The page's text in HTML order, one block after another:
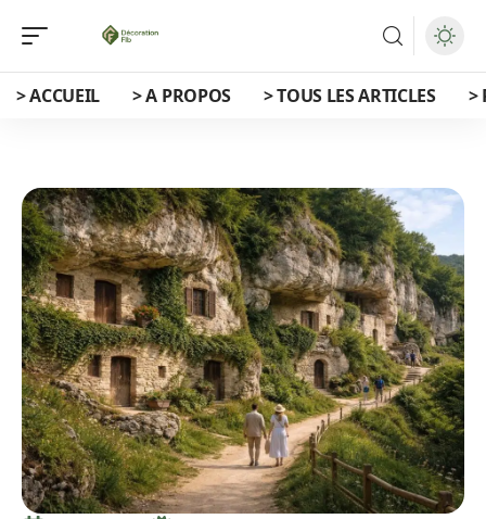
> ACCUEIL > A PROPOS > TOUS LES ARTICLES >